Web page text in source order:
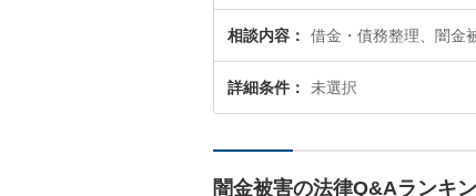
相談内容 借金・債務整理、闇金
詳細条件 未選択
闇金被害の法律Q&Aランキ